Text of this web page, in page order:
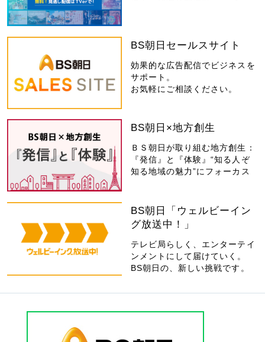
BS朝日セールスサイト
効果的な広告配信でビジネスを
サポート。
お気軽にご相談ください。
BS朝日×地方創生
ＢＳ朝日が取り組む地方創生：
『発信』と『体験』“知る人ぞ
知る地域の魅力”にフォーカス
BS朝日「ウェルビーイン
グ放送中！」
テレビ局らしく、エンターテイ
ンメントにして届けていく。
BS朝日の、新しい挑戦です。